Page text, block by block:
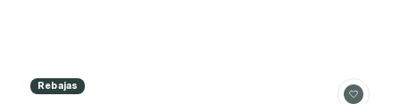
Rebajas